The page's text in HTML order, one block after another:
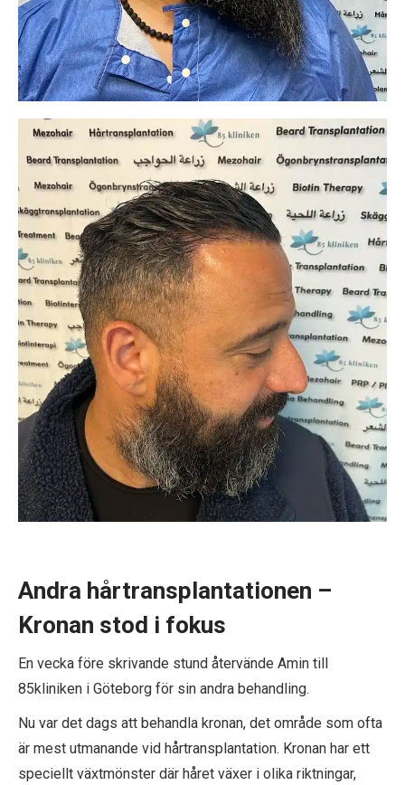
Andra hårtransplantationen –
Kronan stod i fokus
En vecka före skrivande stund återvände Amin till
85kliniken i Göteborg för sin andra behandling.
Nu var det dags att behandla kronan, det område som ofta
är mest utmanande vid hårtransplantation. Kronan har ett
speciellt växtmönster där håret växer i olika riktningar,